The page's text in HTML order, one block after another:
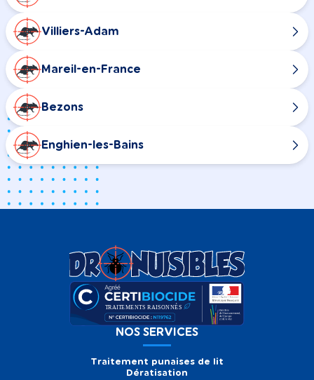
Villiers-Adam
Mareil-en-France
Bezons
Enghien-les-Bains
NOS SERVICES
Traitement punaises de lit
Dératisation